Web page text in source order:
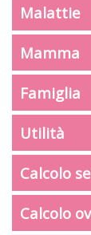
Malattie
Mamma
Famiglia
Utilità
Calcolo
Calcolo